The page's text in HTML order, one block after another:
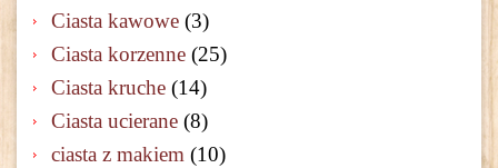
Ciasta kawowe (3)
Ciasta korzenne (25)
Ciasta kruche (14)
Ciasta ucierane (8)
ciasta z makiem (10)